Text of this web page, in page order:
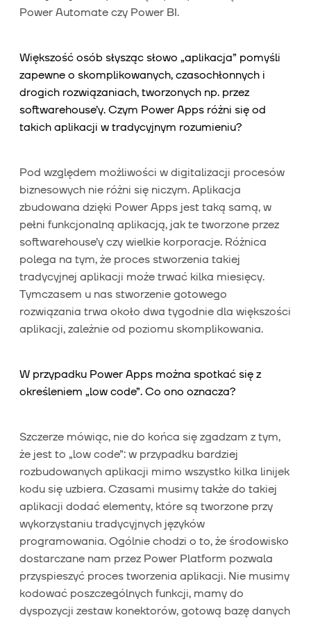
Power Automate czy Power BI.
Większość osób słysząc słowo „aplikacja” pomyśli
zapewne o skomplikowanych, czasochłonnych i
drogich rozwiązaniach, tworzonych np. przez
softwarehouse’y. Czym Power Apps różni się od
takich aplikacji w tradycyjnym rozumieniu?
Pod względem możliwości w digitalizacji procesów
biznesowych nie różni się niczym. Aplikacja
zbudowana dzięki Power Apps jest taką samą, w
pełni funkcjonalną aplikacją, jak te tworzone przez
softwarehouse’y czy wielkie korporacje. Różnica
polega na tym, że proces stworzenia takiej
tradycyjnej aplikacji może trwać kilka miesięcy.
Tymczasem u nas stworzenie gotowego
rozwiązania trwa około dwa tygodnie dla większości
aplikacji, zależnie od poziomu skomplikowania.
W przypadku Power Apps można spotkać się z
określeniem „low code”. Co ono oznacza?
Szczerze mówiąc, nie do końca się zgadzam z tym,
że jest to „low code”: w przypadku bardziej
rozbudowanych aplikacji mimo wszystko kilka linijek
kodu się uzbiera. Czasami musimy także do takiej
aplikacji dodać elementy, które są tworzone przy
wykorzystaniu tradycyjnych języków
programowania. Ogólnie chodzi o to, że środowisko
dostarczane nam przez Power Platform pozwala
przyspieszyć proces tworzenia aplikacji. Nie musimy
kodować poszczególnych funkcji, mamy do
dyspozycji zestaw konektorów, gotową bazę danych